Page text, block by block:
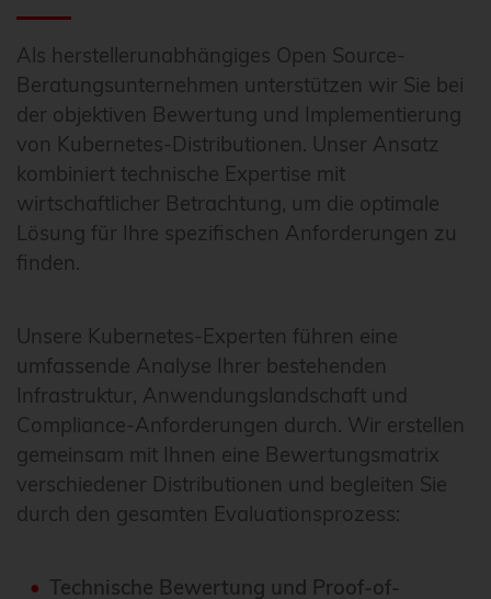
Als herstellerunabhängiges Open Source-
Beratungsunternehmen unterstützen wir Sie bei
der objektiven Bewertung und Implementierung
von Kubernetes-Distributionen. Unser Ansatz
kombiniert technische Expertise mit
wirtschaftlicher Betrachtung, um die optimale
Lösung für Ihre spezifischen Anforderungen zu
finden.
Unsere Kubernetes-Experten führen eine
umfassende Analyse Ihrer bestehenden
Infrastruktur, Anwendungslandschaft und
Compliance-Anforderungen durch. Wir erstellen
gemeinsam mit Ihnen eine Bewertungsmatrix
verschiedener Distributionen und begleiten Sie
durch den gesamten Evaluationsprozess:
Technische Bewertung und Proof-of-